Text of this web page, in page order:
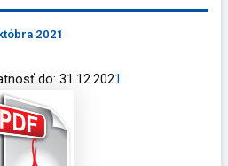
2021
do: 31.12.2021